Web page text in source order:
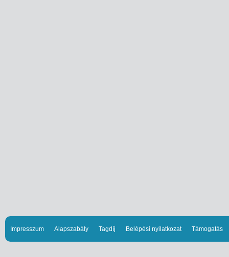
Impresszum Alapszabály Tagdíj Belépési nyilatkozat Támogatás